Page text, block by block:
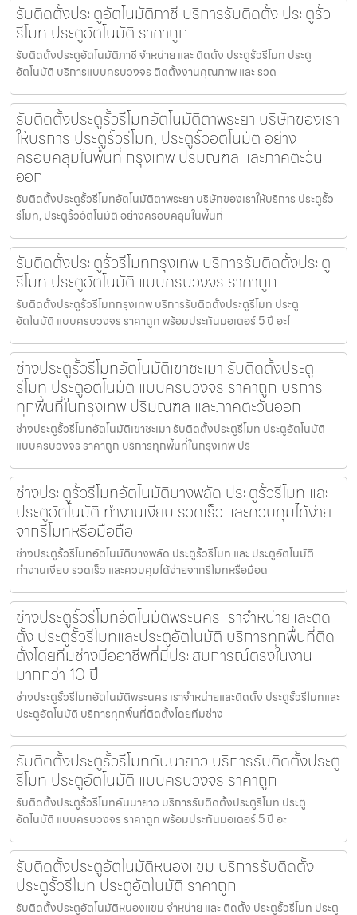
รับติดตั้งประตูอัตโนมัติภาชี บริการรับติดตั้ง ประตูรั้ว
รีโมท ประตูอัตโนมัติ ราคาถูก
รับติดตั้งประตูอัตโนมัติภาชี จำหน่าย และ ติดตั้ง ประตูรั้วรีโมท ประตู
อัตโนมัติ บริการแบบครบวงจร ติดตั้งงานคุณภาพ และ รวด
รับติดตั้งประตูรั้วรีโมทอัตโนมัติตาพระยา บริษัทของเรา
ให้บริการ ประตูรั้วรีโมท, ประตูรั้วอัตโนมัติ อย่าง
ครอบคลุมในพื้นที่ กรุงเทพ ปริมณฑล และภาคตะวัน
ออก
รับติดตั้งประตูรั้วรีโมทอัตโนมัติตาพระยา บริษัทของเราให้บริการ ประตูรั้ว
รีโมท, ประตูรั้วอัตโนมัติ อย่างครอบคลุมในพื้นที่
รับติดตั้งประตูรั้วรีโมทกรุงเทพ บริการรับติดตั้งประตู
รีโมท ประตูอัตโนมัติ แบบครบวงจร ราคาถูก
รับติดตั้งประตูรั้วรีโมทกรุงเทพ บริการรับติดตั้งประตูรีโมท ประตู
อัตโนมัติ แบบครบวงจร ราคาถูก พร้อมประกันมอเตอร์ 5 ปี อะไ
ช่างประตูรั้วรีโมทอัตโนมัติเขาชะเมา รับติดตั้งประตู
รีโมท ประตูอัตโนมัติ แบบครบวงจร ราคาถูก บริการ
ทุกพื้นที่ในกรุงเทพ ปริมณฑล และภาคตะวันออก
ช่างประตูรั้วรีโมทอัตโนมัติเขาชะเมา รับติดตั้งประตูรีโมท ประตูอัตโนมัติ
แบบครบวงจร ราคาถูก บริการทุกพื้นที่ในกรุงเทพ ปริ
ช่างประตูรั้วรีโมทอัตโนมัติบางพลัด ประตูรั้วรีโมท และ
ประตูอัตโนมัติ ทำงานเงียบ รวดเร็ว และควบคุมได้ง่าย
จากรีโมทหรือมือถือ
ช่างประตูรั้วรีโมทอัตโนมัติบางพลัด ประตูรั้วรีโมท และ ประตูอัตโนมัติ
ทำงานเงียบ รวดเร็ว และควบคุมได้ง่ายจากรีโมทหรือมือถ
ช่างประตูรั้วรีโมทอัตโนมัติพระนคร เราจำหน่ายและติด
ตั้ง ประตูรั้วรีโมทและประตูอัตโนมัติ บริการทุกพื้นที่ติด
ตั้งโดยทีมช่างมืออาชีพที่มีประสบการณ์ตรงในงาน
มากกว่า 10 ปี
ช่างประตูรั้วรีโมทอัตโนมัติพระนคร เราจำหน่ายและติดตั้ง ประตูรั้วรีโมทและ
ประตูอัตโนมัติ บริการทุกพื้นที่ติดตั้งโดยทีมช่าง
รับติดตั้งประตูรั้วรีโมทคันนายาว บริการรับติดตั้งประตู
รีโมท ประตูอัตโนมัติ แบบครบวงจร ราคาถูก
รับติดตั้งประตูรั้วรีโมทคันนายาว บริการรับติดตั้งประตูรีโมท ประตู
อัตโนมัติ แบบครบวงจร ราคาถูก พร้อมประกันมอเตอร์ 5 ปี อะ
รับติดตั้งประตูอัตโนมัติหนองแขม บริการรับติดตั้ง
ประตูรั้วรีโมท ประตูอัตโนมัติ ราคาถูก
รับติดตั้งประตูอัตโนมัติหนองแขม จำหน่าย และ ติดตั้ง ประตูรั้วรีโมท ประตู